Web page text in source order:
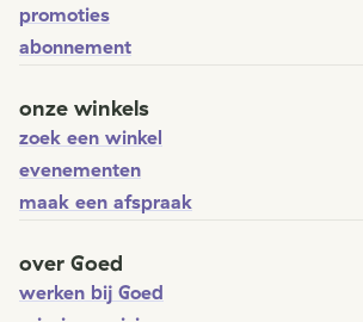
promoties
abonnement
onze winkels
zoek een winkel
evenementen
maak een afspraak
over Goed
werken bij Goed